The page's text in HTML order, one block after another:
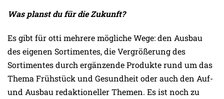
Was planst du für die Zukunft?
Es gibt für otti mehrere mögliche Wege: den Ausbau
des eigenen Sortimentes, die Vergrößerung des
Sortimentes durch ergänzende Produkte rund um das
Thema Frühstück und Gesundheit oder auch den Auf-
und Ausbau redaktioneller Themen. Es ist noch zu